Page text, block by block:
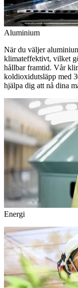
Aluminium
När du väljer
klimateffektivt, vilket
hållbar framtid. Vår
koldioxidutsläpp med
hjälpa dig att nå dina
Energi